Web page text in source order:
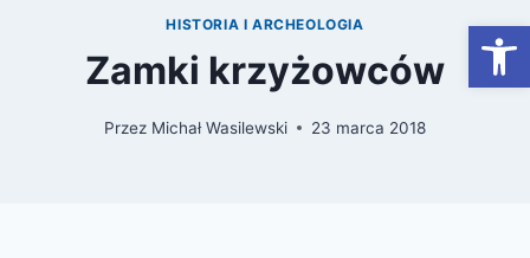
HISTORIA I ARCHEOLOGIA
Zamki krzyżowców
Przez Michał Wasilewski 23 marca 2018